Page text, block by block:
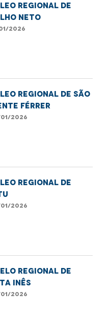
REGIONAL DE
NETO
2026
REGIONAL DE SÃO
FÉRRER
2026
REGIONAL DE
2026
REGIONAL DE
INÊS
2026